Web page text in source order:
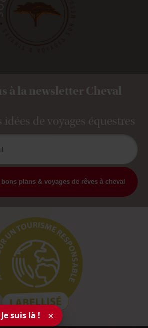
à la newsletter Cheval
idées de voyages équestres
plans & voyages de rêves à cheval
suis là ! ×